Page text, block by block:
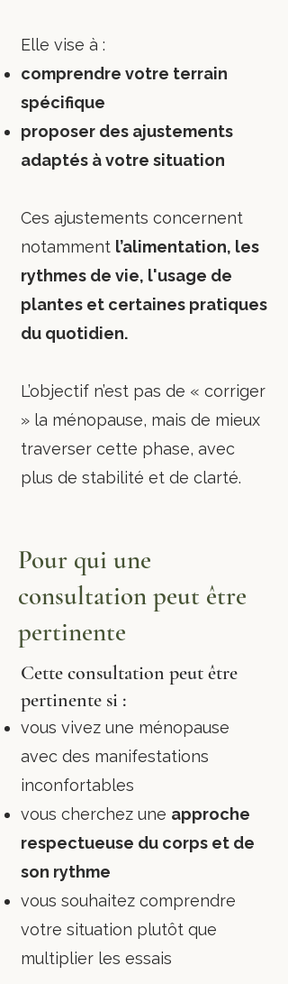
Elle vise à :
comprendre votre terrain
spécifique
proposer des ajustements
adaptés à votre situation
Ces ajustements concernent
notamment l’alimentation, les
rythmes de vie, l'usage de
plantes et certaines pratiques
du quotidien.
L’objectif n’est pas de « corriger
» la ménopause, mais de mieux
traverser cette phase, avec
plus de stabilité et de clarté.
Pour qui une
consultation peut être
pertinente
Cette consultation peut être
pertinente si :
vous vivez une ménopause
avec des manifestations
inconfortables
vous cherchez une approche
respectueuse du corps et de
son rythme
vous souhaitez comprendre
votre situation plutôt que
multiplier les essais